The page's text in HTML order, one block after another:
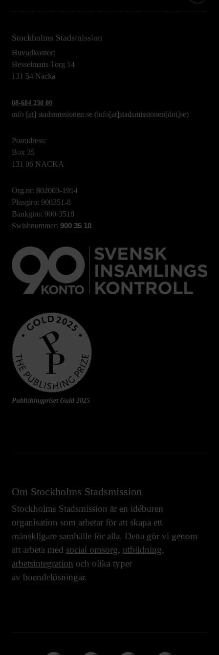
Stockholms Stadsmission
Huvudkontor:
Hesselmans Torg 14
131 54 Nacka
08-684 230 00
info [at] stadsmissionen.se (info[at]stadsmissionen[dot]se)
Postadress:
Box 35
131 06 NACKA
Org.nr: 802003-1954
Plusgiro: 900351-8
Bankgiro: 900-3518
Swishnummer: 900 35 18
Publishingpriset Guld 2025
Om Stockholms Stadsmission
Stockholms Stadsmission är en idéburen
organisation som arbetar för att skapa ett
mänskligare samhälle för alla. Detta gör vi genom
att arbeta med social omsorg, utbildning,
arbetsintegration och olika typer
av boendelösningar.